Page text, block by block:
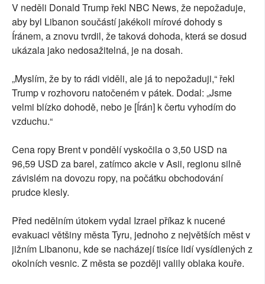
V neděli Donald Trump řekl NBC News, že nepožaduje,
aby byl Libanon součástí jakékoli mírové dohody s
Íránem, a znovu tvrdil, že taková dohoda, která se dosud
ukázala jako nedosažitelná, je na dosah.
„Myslím, že by to rádi viděli, ale já to nepožaduji,“ řekl
Trump v rozhovoru natočeném v pátek. Dodal: „Jsme
velmi blízko dohodě, nebo je [Írán] k čertu vyhodím do
vzduchu.“
Cena ropy Brent v pondělí vyskočila o 3,50 USD na
96,59 USD za barel, zatímco akcie v Asii, regionu silně
závislém na dovozu ropy, na počátku obchodování
prudce klesly.
Před nedělním útokem vydal Izrael příkaz k nucené
evakuaci většiny města Tyru, jednoho z největších měst v
jižním Libanonu, kde se nacházejí tisíce lidí vysídlených z
okolních vesnic. Z města se později valily oblaka kouře.